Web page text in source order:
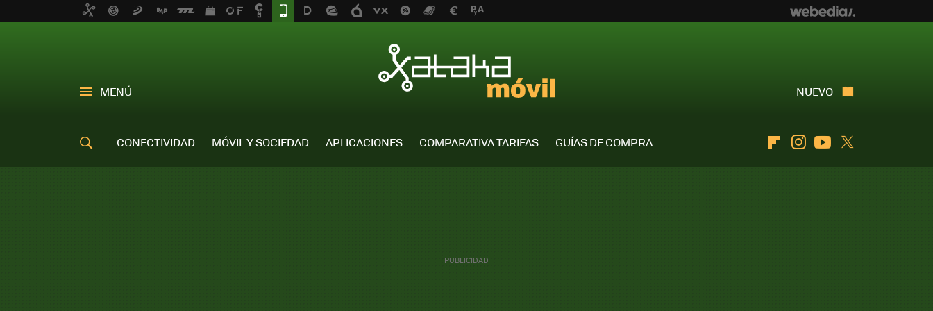
MENÚ NUEVO
CONECTIVIDAD MÓVIL Y SOCIEDAD APLICACIONES COMPARATIVA TARIFAS
GUÍAS DE COMPRA
FlipboardInstagramYoutube